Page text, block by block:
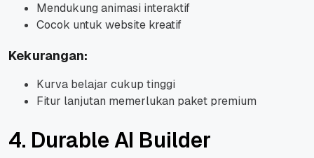
Mendukung animasi interaktif
Cocok untuk website kreatif
Kekurangan:
Kurva belajar cukup tinggi
Fitur lanjutan memerlukan paket premium
4. Durable AI Builder